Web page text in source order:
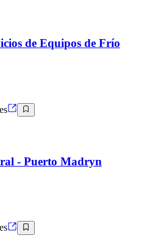
de Equipos de Frío
- Puerto Madryn